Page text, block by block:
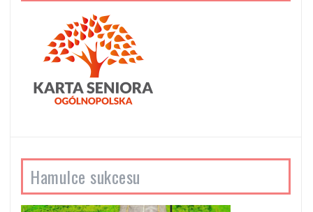
Hamulce sukcesu